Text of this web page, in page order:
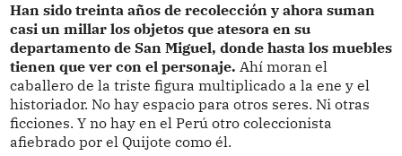
Han sido treinta años de recolección y ahora suman
casi un millar los objetos que atesora en su
departamento de San Miguel, donde hasta los muebles
tienen que ver con el personaje. Ahí moran el
caballero de la triste figura multiplicado a la ene y el
historiador. No hay espacio para otros seres. Ni otras
ficciones. Y no hay en el Perú otro coleccionista
afiebrado por el Quijote como él.